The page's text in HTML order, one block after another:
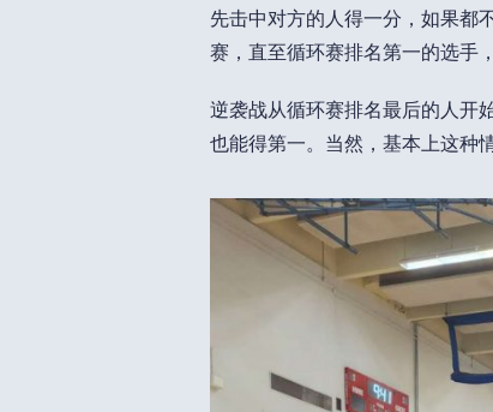
先击中对方的人得一分，如果都
赛，直至循环赛排名第一的选手
逆袭战从循环赛排名最后的人开
也能得第一。当然，基本上这种